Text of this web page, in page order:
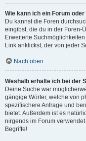
Wie kann ich ein Forum
Du kannst die Foren
eingibst, die du in der Foren-
Erweiterte
Link anklickst, der von jeder
Nach oben
Weshalb erhalte ich bei der
Deine Suche war
gängige Wörter, welche von
spezifischere Anfrage und
bietet. Außerdem ist es
nirgends im Forum
Begriffe!